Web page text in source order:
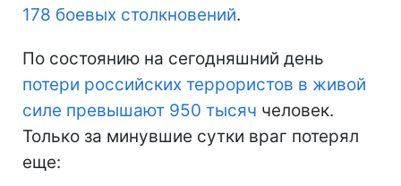
178 боевых столкновений.
По состоянию на сегодняшний день
потери российских террористов в живой
силе превышают 950 тысяч человек.
Только за минувшие сутки враг потерял
еще: